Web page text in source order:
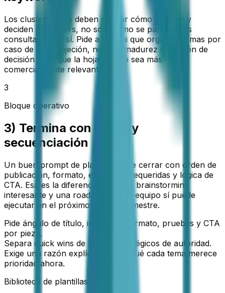
Los clusters útiles deben reflejar cómo piensan y
deciden los buyers, no solo cómo se parecen las
consultas entre sí. Pide a Gemini que organice temas por
caso de uso, objeción, nivel de madurez o fricción de
decisión para que la hoja de ruta sea más
comercialmente relevante.
3
Bloque operativo
3) Termina con briefs y
secuenciación
Un buen prompt de planning debe cerrar con orden de
publicación, formato, evidencias requeridas y lógica de
CTA. Esa es la diferencia entre un brainstorming
interesante y una roadmap que el equipo sí puede
ejecutar en el próximo sprint o trimestre.
Pide ángulo de título, intención, formato, pruebas y CTA
por pieza.
Separa quick wins de assets estratégicos de autoridad.
Exige una razón explícita de por qué cada tema merece
prioridad ahora.
Biblioteca de plantillas